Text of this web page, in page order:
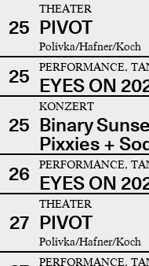
25
THEATER
PIVOT
Polivka/Hafner/Koch
25 PERFORMANCE,
EYES ON
25
KONZERT
Binary
Pixxies +
26
PERFORMANCE,
EYES ON
27
THEATER
PIVOT
Polivka/Hafner/Koch
PERFORMANCE,